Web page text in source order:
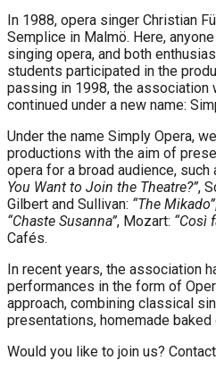
In 1988, opera singer Christian
Semplice in Malmö. Here,
singing opera, and both
students participated in the
passing in 1998, the association
continued under a new name:
Under the name Simply Opera,
productions with the aim of
opera for a broad audience,
You Want to Join the Theatre?”,
Gilbert and Sullivan: “The Mikado”
“Chaste Susanna”, Mozart: “Così
Cafés.
In recent years, the association
performances in the form of
approach, combining classical
presentations, homemade
Would you like to join us?